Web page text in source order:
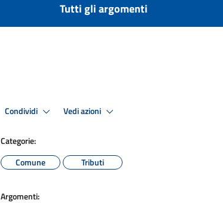
Tutti gli argomenti
Condividi Vedi azioni
Categorie:
Comune
Tributi
Argomenti: